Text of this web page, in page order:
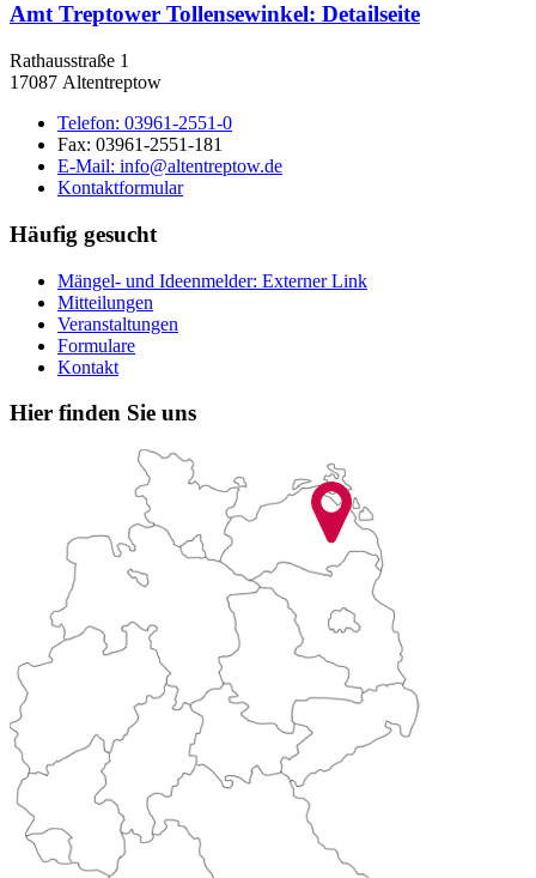
Amt Treptower Tollensewinkel: Detailseite
Rathausstraße 1
17087 Altentreptow
Telefon: 03961-2551-0
Fax: 03961-2551-181
E-Mail: info@altentreptow.de
Kontaktformular
Häufig gesucht
Mängel- und Ideenmelder: Externer Link
Mitteilungen
Veranstaltungen
Formulare
Kontakt
Hier finden Sie uns